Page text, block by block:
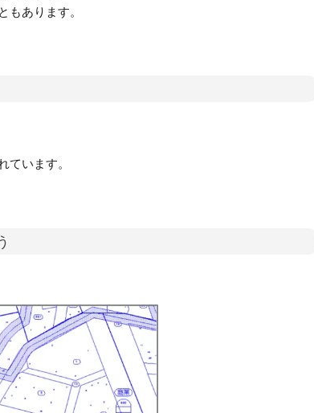
もあります。
ています。